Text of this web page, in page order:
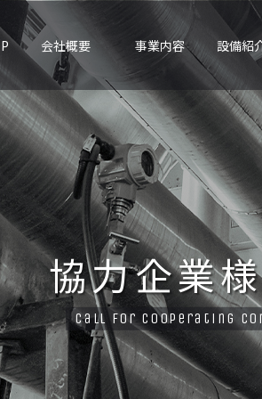
会社概要 事業内容 設備紹
協力企業
Call for cooperating